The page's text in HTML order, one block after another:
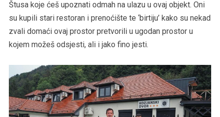
Štusa koje ćeš upoznati odmah na ulazu u ovaj objekt. Oni
su kupili stari restoran i prenoćište te ‘birtiju’ kako su nekad
zvali domaći ovaj prostor pretvorili u ugodan prostor u
kojem možeš odsjesti, ali i jako fino jesti.